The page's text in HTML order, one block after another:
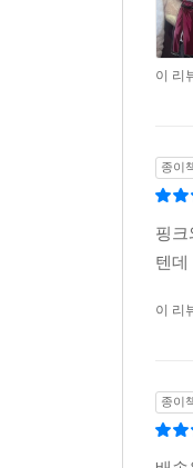
이 리
종이
핑크
텐
이 리
종이